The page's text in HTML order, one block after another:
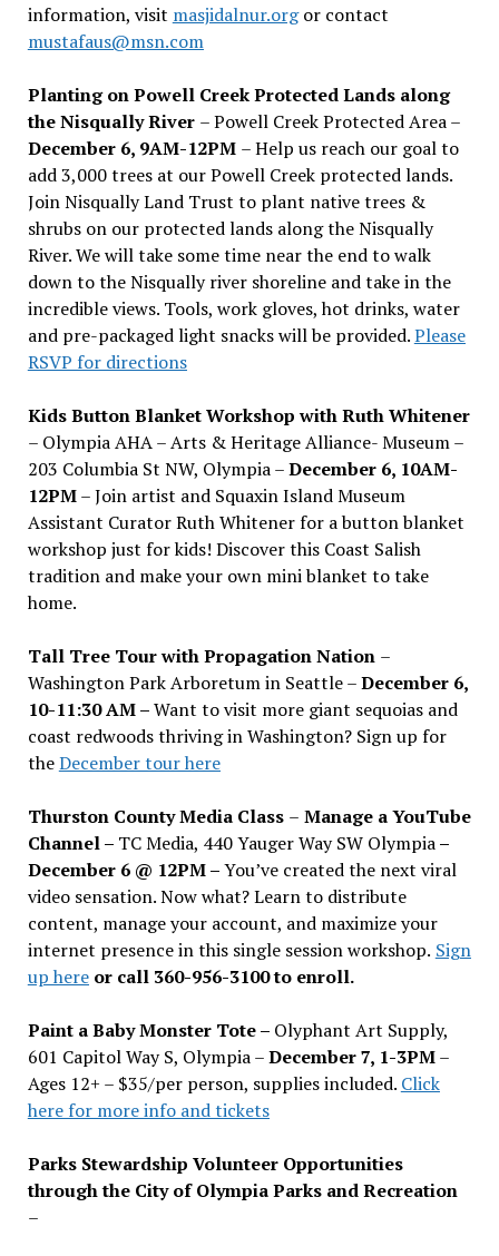
information, visit masjidalnur.orgor contact
mustafaus@msn.com
Planting on Powell Creek Protected Lands along
the Nisqually River – Powell Creek Protected Area –
December 6, 9AM-12PM – Help us reach our goal to
add 3,000 trees at our Powell Creek protected lands.
Join Nisqually Land Trust to plant native trees &
shrubs on our protected lands along the Nisqually
River. We will take some time near the end to walk
down to the Nisqually river shoreline and take in the
incredible views. Tools, work gloves, hot drinks, water
and pre-packaged light snacks will be provided.Please
RSVP for directions
Kids Button Blanket Workshop with Ruth Whitener
– Olympia AHA – Arts & Heritage Alliance- Museum –
203 Columbia St NW, Olympia –December 6, 10AM-
12PM– Join artist and Squaxin Island Museum
Assistant Curator Ruth Whitener for a button blanket
workshop just for kids! Discover this Coast Salish
tradition and make your own mini blanket to take
home.
Tall Tree Tour with Propagation Nation –
Washington Park Arboretum in Seattle –December 6,
10-11:30 AM –Want to visit more giant sequoias and
coast redwoods thriving in Washington? Sign up for
theDecember tour here
Thurston County Media Class – Manage a YouTube
Channel – TC Media, 440 Yauger Way SW Olympia–
December 6 @ 12PM –You’ve created the next viral
video sensation. Now what? Learn to distribute
content, manage your account, and maximize your
internet presence in this single session workshop. Sign
up hereor call 360-956-3100 to enroll.
Paint a Baby Monster Tote – Olyphant Art Supply,
601 Capitol Way S, Olympia –December 7, 1-3PM–
Ages 12+ – $35/per person, supplies included. Click
here for more info and tickets
Parks Stewardship Volunteer Opportunities
through the City of Olympia Parks and Recreation
–